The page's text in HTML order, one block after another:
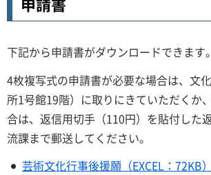
下記から申請書がダウンロードできます。
4枚複写式の申請書が必要な場合は、文
所1号館19階）に取りにきていただくか
合は、返信用切手（110円）を貼付した
流課まで郵送してください。
芸術文化行事後援願（EXCEL：72KB）